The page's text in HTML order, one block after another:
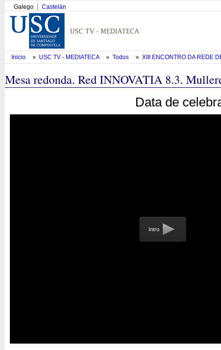
Galego Castelán
Inicio » USC TV - MEDIATECA » Todos » XIII ENCONTRO DA REDE
Mesa redonda. Red INNOVATIA 8.3.
Data de
Intro